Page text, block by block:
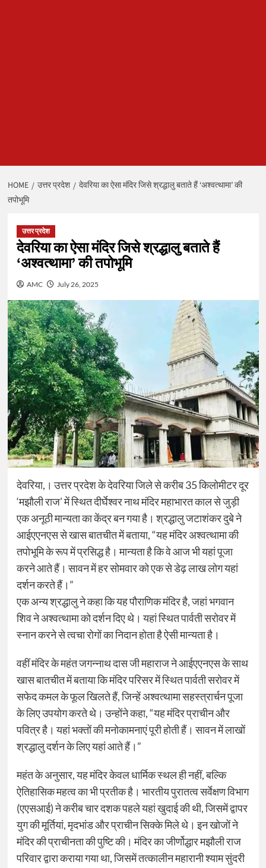
HOME उत्तर प्रदेश
देवरिया का ऐसा मंदिर जिसे श्रद्धालु बताते हैं ‘अश्वत्थामा’ की
तपोभूमि
उत्तर प्रदेश
देवरिया का ऐसा मंदिर जिसे श्रद्धालु बताते हैं
‘अश्वत्थामा’ की तपोभूमि
AMC July 26, 2025
देवरिया,। उत्तर प्रदेश के देवरिया जिले से करीब 35 किलोमीटर दूर
‘मझौली राज’ में स्थित दीर्घेश्वर नाथ मंदिर महाभारत काल से जुड़ी
एक अनूठी मान्यता का केंद्र बन गया है। श्रद्धालु जटाशंकर दुबे ने
आईएएनएस से खास बातचीत में बताया, “यह मंदिर अश्वत्थामा की
तपोभूमि के रूप में प्रसिद्ध है। मान्यता है कि वे आज भी यहां पूजा
करने आते हैं। सावन में हर सोमवार को एक से डेढ़ लाख लोग यहां
दर्शन करते हैं।”
एक अन्य श्रद्धालु ने कहा कि यह पौराणिक मंदिर है, जहां भगवान
शिव ने अश्वत्थामा को दर्शन दिए थे। यहां स्थित पार्वती सरोवर में
स्नान करने से त्वचा रोगों का निदान होता है ऐसी मान्यता है।
वहीं मंदिर के महंत जगन्नाथ दास जी महाराज ने आईएएनएस के साथ
खास बातचीत में बताया कि मंदिर परिसर में स्थित पार्वती सरोवर में
सफेद कमल के फूल खिलते हैं, जिन्हें अश्वत्थामा सहस्त्रार्चन पूजा
के लिए उपयोग करते थे। उन्होंने कहा, “यह मंदिर प्राचीन और
पवित्र है। यहां भक्तों की मनोकामनाएं पूरी होती हैं। सावन में लाखों
श्रद्धालु दर्शन के लिए यहां आते हैं।”
महंत के अनुसार, यह मंदिर केवल धार्मिक स्थल ही नहीं, बल्कि
ऐतिहासिक महत्व का भी प्रतीक है। भारतीय पुरातत्व सर्वेक्षण विभाग
(एएसआई) ने करीब चार दशक पहले यहां खुदाई की थी, जिसमें द्वापर
युग की मूर्तियां, मृदभांड और प्राचीन सिक्के मिले थे। इन खोजों ने
मंदिर की प्राचीनता की पुष्टि की। मंदिर का जीर्णोद्धार मझौली राज
परिवार द्वारा कराया गया था, जिसमें तत्कालीन महारानी श्याम सुंदरी